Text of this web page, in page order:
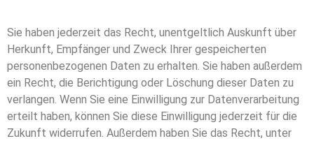
Sie haben jederzeit das Recht, unentgeltlich Auskunft über
Herkunft, Empfänger und Zweck Ihrer gespeicherten
personenbezogenen Daten zu erhalten. Sie haben außerdem
ein Recht, die Berichtigung oder Löschung dieser Daten zu
verlangen. Wenn Sie eine Einwilligung zur Datenverarbeitung
erteilt haben, können Sie diese Einwilligung jederzeit für die
Zukunft widerrufen. Außerdem haben Sie das Recht, unter